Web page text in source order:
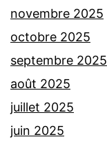
novembre 2025
octobre 2025
septembre 2025
août 2025
juillet 2025
juin 2025